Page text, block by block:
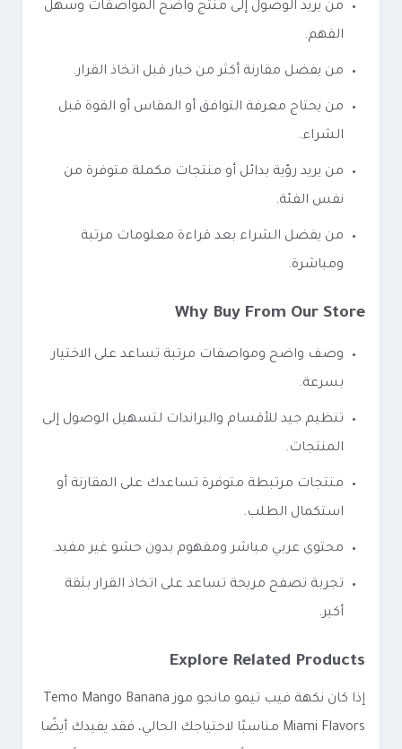
من يريد الوصول إلى منتج واضح المواصفات وسهل
الفهم.
من يفضل مقارنة أكثر من خيار قبل اتخاذ القرار.
من يحتاج معرفة التوافق أو المقاس أو القوة قبل
الشراء.
من يريد رؤية بدائل أو منتجات مكملة متوفرة من
نفس الفئة.
من يفضل الشراء بعد قراءة معلومات مرتبة
ومباشرة.
Why Buy From Our Store
وصف واضح ومواصفات مرتبة تساعد على الاختيار
بسرعة.
تنظيم جيد للأقسام والبراندات لتسهيل الوصول إلى
المنتجات.
منتجات مرتبطة متوفرة تساعدك على المقارنة أو
استكمال الطلب.
محتوى عربي مباشر ومفهوم بدون حشو غير مفيد.
تجربة تصفح مريحة تساعد على اتخاذ القرار بثقة
أكبر.
Explore Related Products
إذا كان نكهة فيب تيمو مانجو موز Temo Mango Banana
Miami Flavors مناسبًا لاحتياجك الحالي، فقد يفيدك أيضًا